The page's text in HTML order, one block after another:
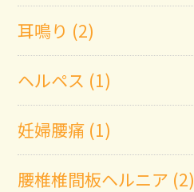
耳鳴り (2)
ヘルペス (1)
妊婦腰痛 (1)
腰椎椎間板ヘルニア (2)